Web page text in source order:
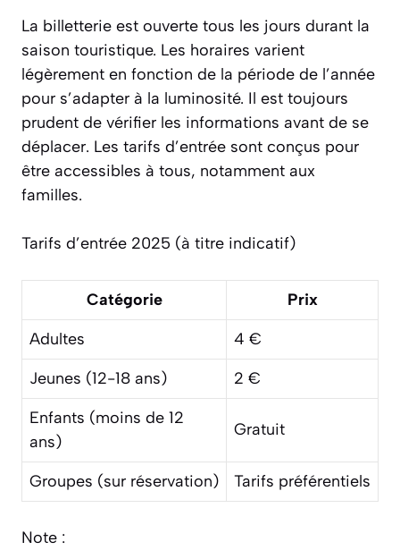
La billetterie est ouverte tous les jours durant la
saison touristique. Les horaires varient
légèrement en fonction de la période de l’année
pour s’adapter à la luminosité. Il est toujours
prudent de vérifier les informations avant de se
déplacer. Les tarifs d’entrée sont conçus pour
être accessibles à tous, notamment aux
familles.
Tarifs d’entrée 2025 (à titre indicatif)
Catégorie
Prix
Adultes
4 €
Jeunes (12-18 ans)
2 €
Enfants (moins de 12
ans)
Gratuit
Groupes (sur réservation) Tarifs préférentiels
Note :